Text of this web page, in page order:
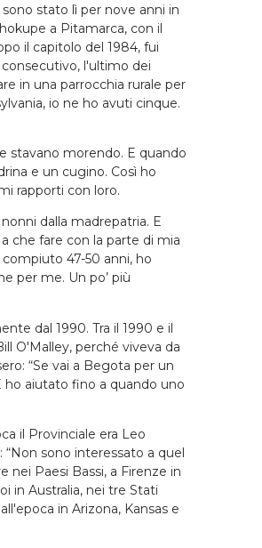
stato lì per nove anni in
a Pitamarca, con il
il capitolo del 1984, fui
l'ultimo dei
in una parrocchia rurale per
io ne ho avuti cinque.
stavano morendo. E quando
e un cugino. Così ho
rapporti con loro.
dalla madrepatria. E
che fare con la parte di mia
47-50 anni, ho
per me. Un po’ più
dal 1990. Tra il 1990 e il
O'Malley, perché viveva da
“Se vai a Begota per un
ho aiutato fino a quando uno
il Provinciale era Leo
sono interessato a quel
Paesi Bassi, a Firenze in
in Australia, nei tre Stati
in Arizona, Kansas e